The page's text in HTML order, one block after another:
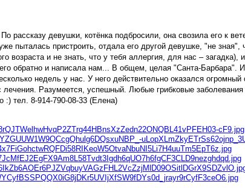
рассказу девушки, котёнка подбросили, она свозила его к
пыталась пристроить, отдала его другой девушке, "не
возраста и не знать, что у тебя аллергия, для нас –
обратно и написала нам... В общем, целая "Санта-
недель у нас. У него действительно оказался
Разумеется, успешный. Любые грибковые
:) тел. 8-914-790-08-33 (Елена)